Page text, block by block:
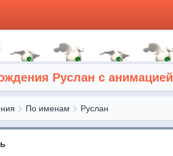
Руслан с анимацией
По именам Руслан